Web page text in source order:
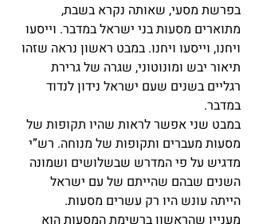
בפרשת מסעי, שאותה נקרא בשבת,
מתוארים מסעות בני ישראל במדבר. וייסעו
ויחנו, וייסעו ויחנו. במבט ראשון נראה שזהו
תיאור יבש ומונוטוני, שגרה של גרירת
רגליים בשנים שעם ישראל נידון לנדוד
במדבר.
במבט שני אפשר לראות שהיו תקופות של
מסעות מעברים ותקופות של מנוחה. רש”י
מדגיש על פי המדרש שבשלושים ושמונה
השנים שבהם שהייתם של עם ישראל
הייתה עונש היו רק עשרים מסעות.
מעניין שהראשון ברשימת המסעות הוא